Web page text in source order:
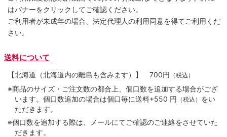
はバナーをクリックしてご確認ください。
ご利用者が未成年の場合、法定代理人の利用同意を得てご利用くだ
さい。
送料について
【北海道（北海道内の離島も含みます）】 700円 （税込）
※商品のサイズ・ご注文数の都合上、個口数を追加する場合がござ
います。個口数追加の場合は個口毎に送料+550 円 （税込） をい
ただきます。
※個口数を追加する際は、メールにてご確認のご連絡をさせていた
だきます。